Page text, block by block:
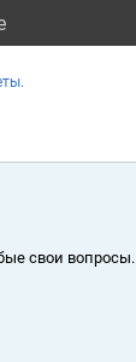
свои вопросы.